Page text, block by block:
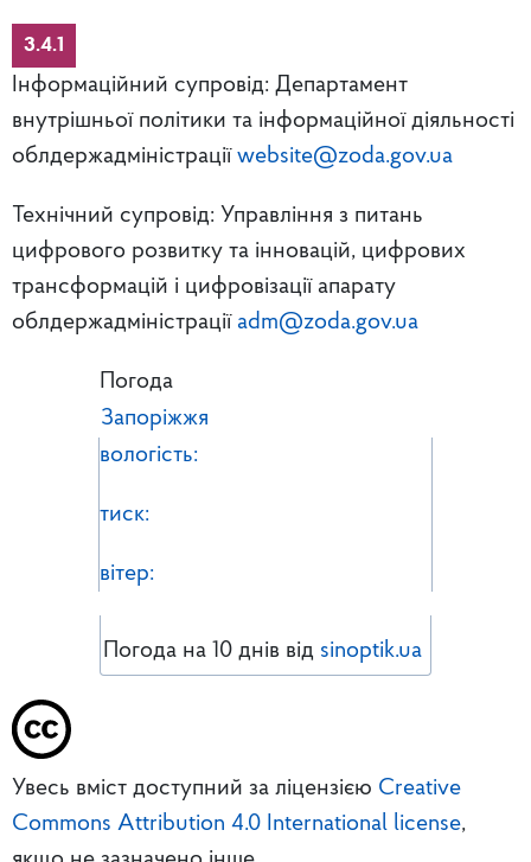
3.4.1
Інформаційний супровід: Департамент
внутрішньої політики та інформаційної діяльності
облдержадміністрації website@zoda.gov.ua
Технічний супровід: Управління з питань
цифрового розвитку та інновацій, цифрових
трансформацій і цифровізації апарату
облдержадміністрації adm@zoda.gov.ua
Погода
Запоріжжя
вологість:
тиск:
вітер:
Погода на 10 днів від sinoptik.ua
Увесь вміст доступний за ліцензією Creative
Commons Attribution 4.0 International license,